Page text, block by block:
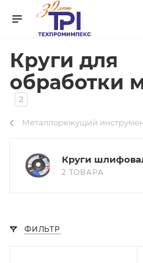
Круги для
обработки
2
Металлорежущий
Круги
2 ТОВАРА
ФИЛЬТР